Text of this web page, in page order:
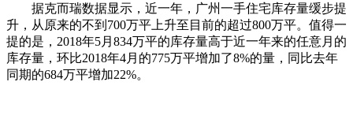
据克而瑞数据显示，近一年，广州一手住宅库存量缓步提
升，从原来的不到700万平上升至目前的超过800万平。值得一
提的是，2018年5月834万平的库存量高于近一年来的任意月的
库存量，环比2018年4月的775万平增加了8%的量，同比去年
同期的684万平增加22%。